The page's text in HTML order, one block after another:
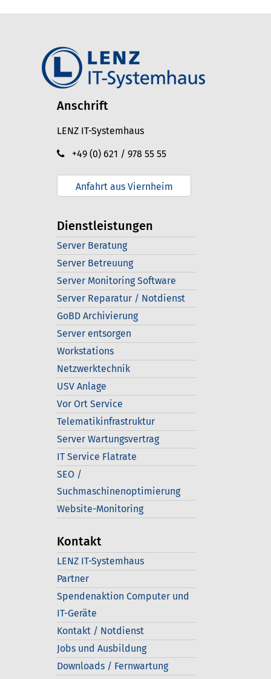
Anschrift
LENZ IT-Systemhaus
+49 (0) 621 / 978 55 55
Anfahrt aus Viernheim
Dienstleistungen
Server Beratung
Server Betreuung
Server Monitoring Software
Server Reparatur / Notdienst
GoBD Archivierung
Server entsorgen
Workstations
Netzwerktechnik
USV Anlage
Vor Ort Service
Telematikinfrastruktur
Server Wartungsvertrag
IT Service Flatrate
SEO /
Suchmaschinenoptimierung
Website-Monitoring
Kontakt
LENZ IT-Systemhaus
Partner
Spendenaktion Computer und
IT-Geräte
Kontakt / Notdienst
Jobs und Ausbildung
Downloads / Fernwartung